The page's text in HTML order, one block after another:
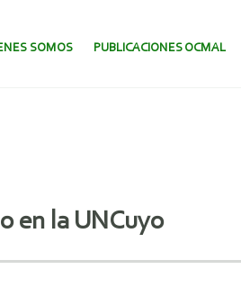
SOMOS PUBLICACIONES OCMAL
en la UNCuyo